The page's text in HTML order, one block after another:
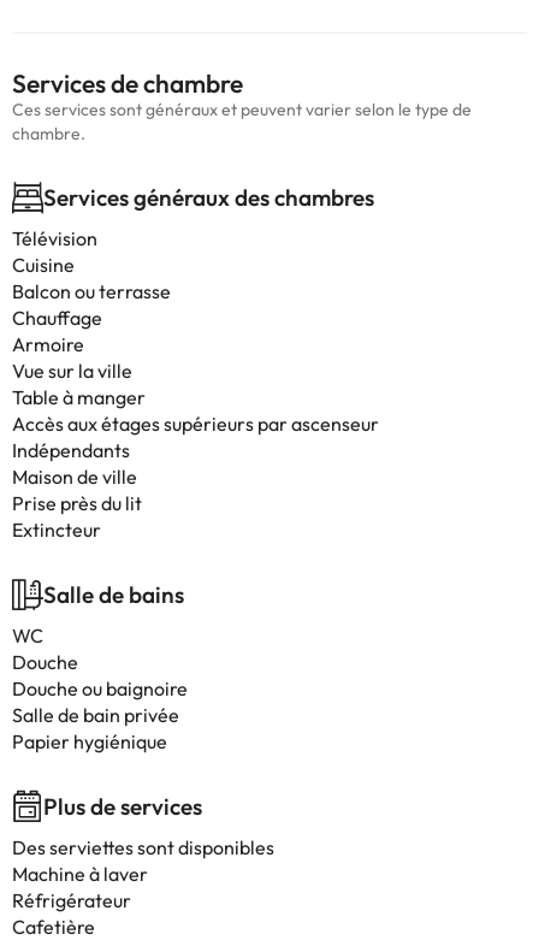
Services de chambre
Ces services sont généraux et peuvent varier selon le type de
chambre.
Services généraux des chambres
Télévision
Cuisine
Balcon ou terrasse
Chauffage
Armoire
Vue sur la ville
Table à manger
Accès aux étages supérieurs par ascenseur
Indépendants
Maison de ville
Prise près du lit
Extincteur
Salle de bains
WC
Douche
Douche ou baignoire
Salle de bain privée
Papier hygiénique
Plus de services
Des serviettes sont disponibles
Machine à laver
Réfrigérateur
Cafetière